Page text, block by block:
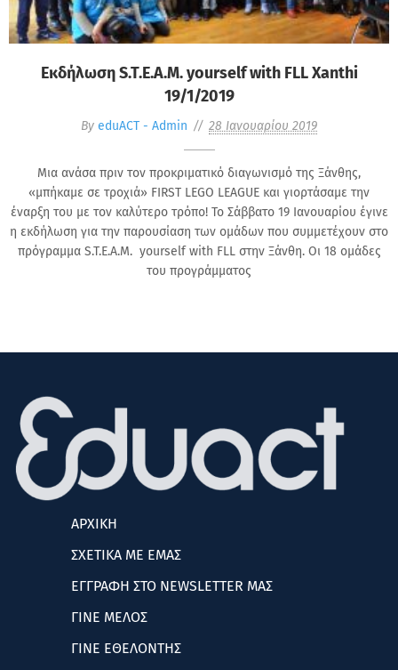
Εκδήλωση S.T.E.A.M. yourself with FLL Xanthi
19/1/2019
By eduACT - Admin 28 Ιανουαρίου 2019
Μια ανάσα πριν τον προκριματικό διαγωνισμό της Ξάνθης,
«μπήκαμε σε τροχιά» FIRST LEGO LEAGUE και γιορτάσαμε την
έναρξη του με τον καλύτερο τρόπο! Το Σάββατο 19 Ιανουαρίου έγινε
η εκδήλωση για την παρουσίαση των ομάδων που συμμετέχουν στο
πρόγραμμα S.T.E.A.M. yourself with FLL στην Ξάνθη. Οι 18 ομάδες
του προγράμματος
ΑΡΧΙΚΗ
ΣΧΕΤΙΚΑ ΜΕ ΕΜΑΣ
ΕΓΓΡΑΦΗ ΣΤΟ NEWSLETTER ΜΑΣ
ΓΙΝΕ ΜΕΛΟΣ
ΓΙΝΕ ΕΘΕΛΟΝΤΗΣ